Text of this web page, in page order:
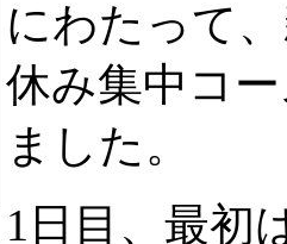
にわたって
休み集中コ
ました。
1日目、最初